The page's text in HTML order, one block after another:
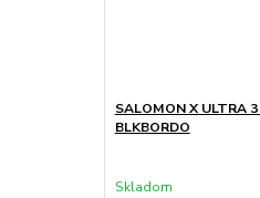
SALOMON X ULTRA
BLKBORDO
Skladom